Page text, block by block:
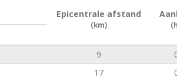
Epicentrale afstand
(km)
9
17